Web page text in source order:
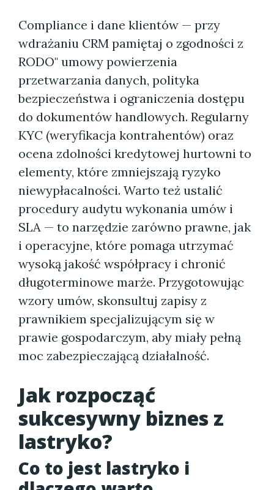
Compliance i dane klientów — przy
wdrażaniu CRM pamiętaj o zgodności z
RODO" umowy powierzenia
przetwarzania danych, polityka
bezpieczeństwa i ograniczenia dostępu
do dokumentów handlowych. Regularny
KYC (weryfikacja kontrahentów) oraz
ocena zdolności kredytowej hurtowni to
elementy, które zmniejszają ryzyko
niewypłacalności. Warto też ustalić
procedury audytu wykonania umów i
SLA — to narzędzie zarówno prawne, jak
i operacyjne, które pomaga utrzymać
wysoką jakość współpracy i chronić
długoterminowe marże. Przygotowując
wzory umów, skonsultuj zapisy z
prawnikiem specjalizującym się w
prawie gospodarczym, aby miały pełną
moc zabezpieczającą działalność.
Jak rozpocząć
sukcesywny biznes z
lastryko?
Co to jest lastryko i